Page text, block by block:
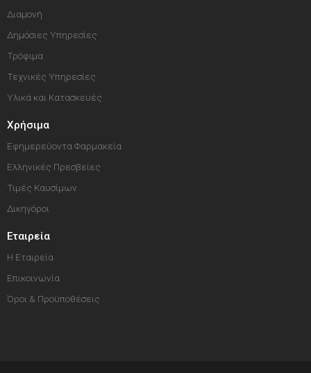
Διαμονή
Δημόσιες Υπηρεσίες
Τρόφιμα
Τεχνικές Υπηρεσίες
Υλικά και Κατασκευές
Χρήσιμα
Εφημερεύοντα Φαρμακεία
Ελληνικές Πρεσβείες
Τιμές Καυσίμων
Δικηγόροι
Εταιρεία
Η Εταιρεία
Επικοινωνία
Όροι & Προϋποθέσεις